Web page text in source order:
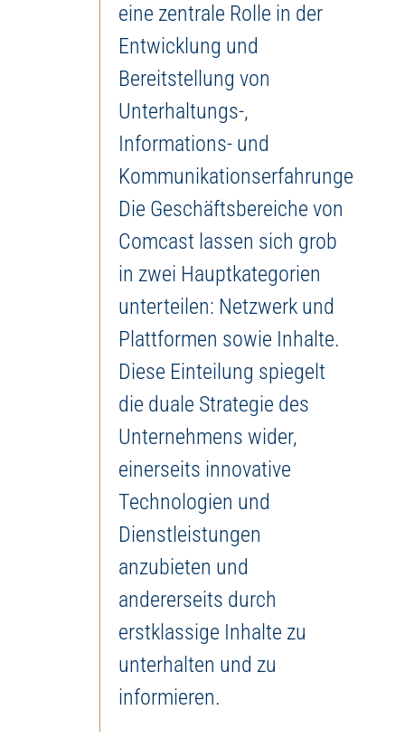
eine zentrale Rolle in der
Entwicklung und
Bereitstellung von
Unterhaltungs-,
Informations- und
Kommunikationserfahrungen.
Die Geschäftsbereiche von
Comcast lassen sich grob
in zwei Hauptkategorien
unterteilen: Netzwerk und
Plattformen sowie Inhalte.
Diese Einteilung spiegelt
die duale Strategie des
Unternehmens wider,
einerseits innovative
Technologien und
Dienstleistungen
anzubieten und
andererseits durch
erstklassige Inhalte zu
unterhalten und zu
informieren.